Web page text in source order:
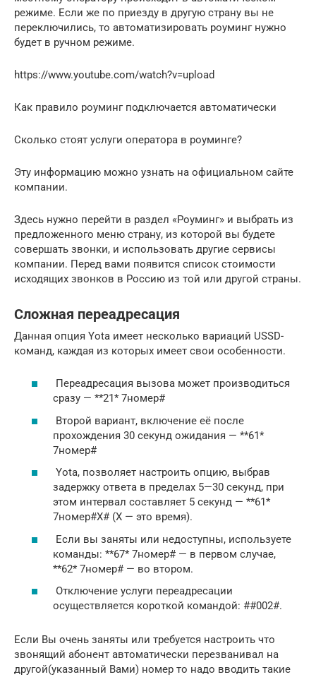
режиме. Если же по приезду в другую страну вы не
переключились, то автоматизировать роуминг нужно
будет в ручном режиме.
https://www.youtube.com/watch?v=upload
Как правило роуминг подключается автоматически
Сколько стоят услуги оператора в роуминге?
Эту информацию можно узнать на официальном сайте
компании.
Здесь нужно перейти в раздел «Роуминг» и выбрать из
предложенного меню страну, из которой вы будете
совершать звонки, и использовать другие сервисы
компании. Перед вами появится список стоимости
исходящих звонков в Россию из той или другой страны.
Сложная переадресация
Данная опция Yota имеет несколько вариаций USSD-
команд, каждая из которых имеет свои особенности.
Переадресация вызова может производиться
сразу — **21* 7номер#
Второй вариант, включение её после
прохождения 30 секунд ожидания — **61*
7номер#
Yota, позволяет настроить опцию, выбрав
задержку ответа в пределах 5—30 секунд, при
этом интервал составляет 5 секунд — **61*
7номер#Х# (Х — это время).
Если вы заняты или недоступны, используете
команды: **67* 7номер# — в первом случае,
**62* 7номер# — во втором.
Отключение услуги переадресации
осуществляется короткой командой: ##002#.
Если Вы очень заняты или требуется настроить что
звонящий абонент автоматически перезванивал на
другой(указанный Вами) номер то надо вводить такие